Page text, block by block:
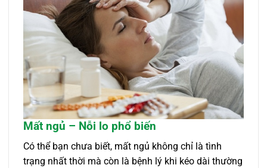
Mất ngủ – Nỗi lo phổ biến
Có thể bạn chưa biết, mất ngủ không chỉ là tình
trạng nhất thời mà còn là bệnh lý khi kéo dài thường